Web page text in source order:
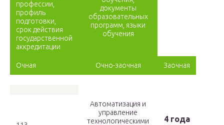
профессии,
профиль
подготовки,
срок действия
государственной
аккредитации
документы
образовательных
программ, языки
обучения
Очная Очно-заочная Заочная
Автоматизация и
управление
технологическими
4 года